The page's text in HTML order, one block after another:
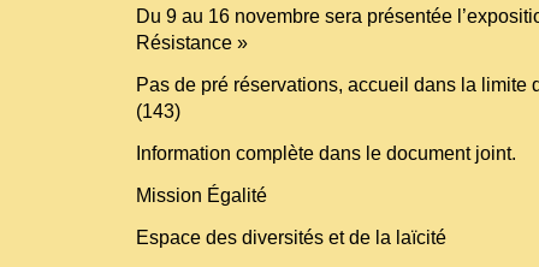
Du 9 au 16 novembre sera présentée
Résistance »
Pas de pré réservations, accueil dans la limite
(143)
Information complète dans le document joint.
Mission Égalité
Espace des diversités et de la laïcité